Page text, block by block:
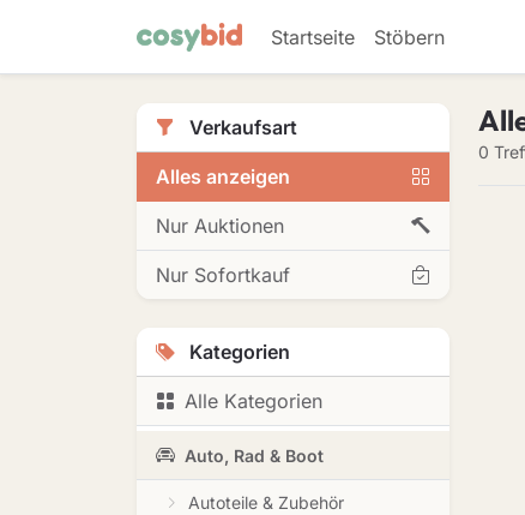
Startseite Stöbern
Verkaufsart
Alles anzeigen
Nur Auktionen
Nur Sofortkauf
Kategorien
Alle Kategorien
Auto, Rad & Boot
Autoteile & Zubehör
0